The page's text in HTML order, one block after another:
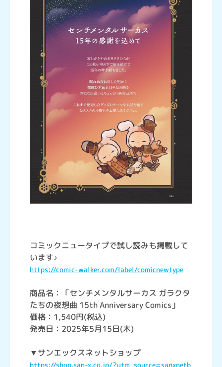
コミックニュータイプで試し読みも掲載して
います♪
https://comic-walker.com/label/comicnewtype
商品名：「センチメンタルサーカス ガラクタ
たちの夜想曲 15th Anniversary Comics」
価格：1,540円(税込)
発売日：2025年5月15日(木)
▼サンエックスネットショップ
https://shop.san-x.co.jp/?utm_source=sanxnetb